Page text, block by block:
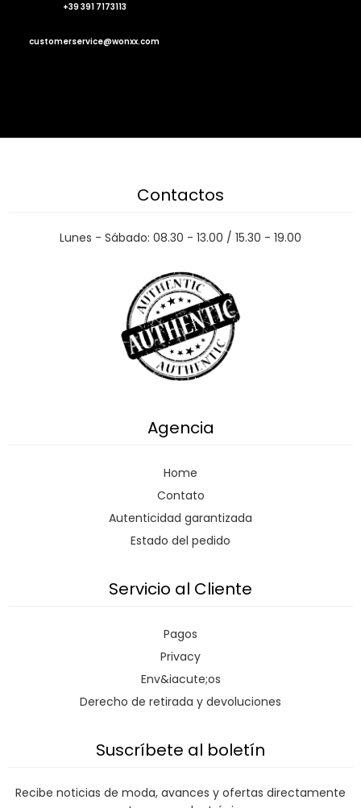
+39 391 7173113
customerservice@wonxx.com
Contactos
Lunes - Sábado: 08.30 - 13.00 / 15.30 - 19.00
Agencia
Home
Contato
Autenticidad garantizada
Estado del pedido
Servicio al Cliente
Pagos
Privacy
Env&iacute;os
Derecho de retirada y devoluciones
Suscríbete al boletín
Recibe noticias de moda, avances y ofertas directamente